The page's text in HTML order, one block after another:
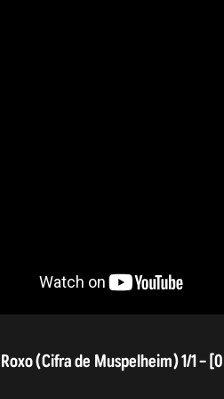
(Cifra de Muspelheim) 1/1 –